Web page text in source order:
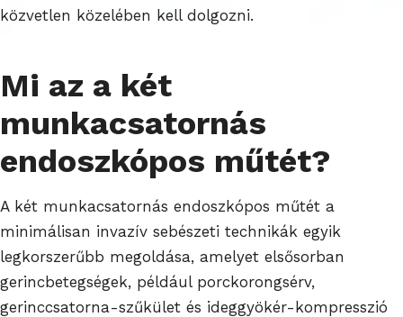
közvetlen közelében kell dolgozni.
Mi az a két
munkacsatornás
endoszkópos műtét?
A két munkacsatornás endoszkópos műtét a
minimálisan invazív sebészeti technikák egyik
legkorszerűbb megoldása, amelyet elsősorban
gerincbetegségek, például porckorongsérv,
gerinccsatorna-szűkület és ideggyökér-kompresszió